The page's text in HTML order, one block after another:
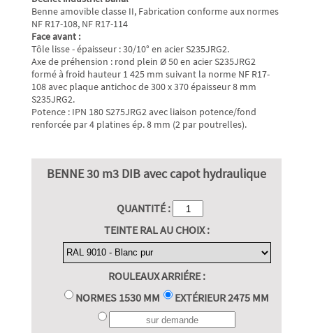
Benne amovible classe II, Fabrication conforme aux normes
NF R17-108, NF R17-114
Face avant :
Tôle lisse - épaisseur : 30/10° en acier S235JRG2.
Axe de préhension : rond plein Ø 50 en acier S235JRG2
formé à froid hauteur 1 425 mm suivant la norme NF R17-
108 avec plaque antichoc de 300 x 370 épaisseur 8 mm
S235JRG2.
Potence : IPN 180 S275JRG2 avec liaison potence/fond
renforcée par 4 platines ép. 8 mm (2 par poutrelles).
BENNE 30 m3 DIB avec capot hydraulique
QUANTITÉ :
TEINTE RAL AU CHOIX :
ROULEAUX ARRIÉRE :
NORMES 1530 MM
EXTÉRIEUR 2475 MM